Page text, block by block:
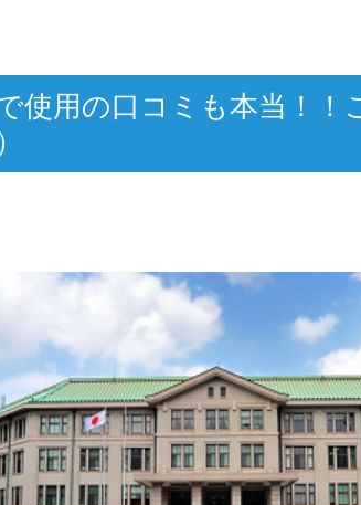
で使用の口コミも本当！